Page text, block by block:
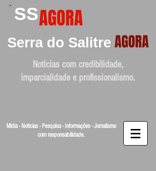
SSAGORA
Serra do Salitre AGORA
Noticias com credibilidade,
imparcialidade e profissionalismo.
Mídia - Noticias - Pesquisa - Informações - Jornalismo
com responsabilidade.